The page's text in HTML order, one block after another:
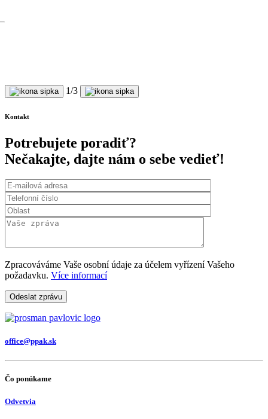
1/3
Kontakt
Potrebujete poradiť?
Nečakajte, dajte nám o sebe vedieť!
Zpracováváme Vaše osobní údaje za účelem vyřízení Vašeho
požadavku. Více informací
Odeslat zprávu
office@ppak.sk
Čo ponúkame
Odvetvia